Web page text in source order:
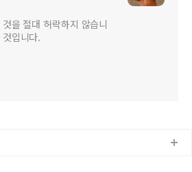
을 절대 허락하지 않습니
입니다.